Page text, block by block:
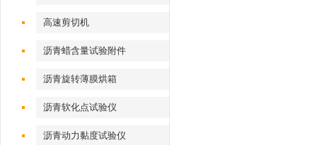
高速剪切机
沥青蜡含量试验附件
沥青旋转薄膜烘箱
沥青软化点试验仪
沥青动力黏度试验仪